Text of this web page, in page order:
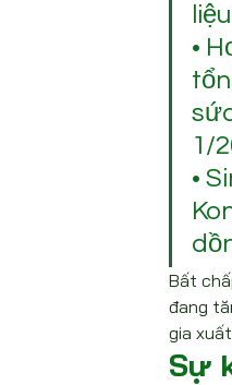
•
1/
•
Bất
đang
gia
Sự